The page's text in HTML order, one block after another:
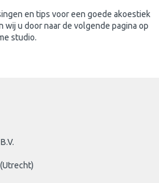
en tips voor een goede akoestiek
u door naar de volgende pagina op
studio.